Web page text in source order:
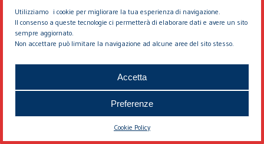
Utilizziamo i cookie per migliorare la tua esperienza di navigazione.
Il consenso a queste tecnologie ci permetterà di elaborare dati e avere un sito
sempre aggiornato.
Non accettare può limitare la navigazione ad alcune aree del sito stesso.
Accetta
Preferenze
Cookie Policy
all'argomentazione e lo slogan al ragionamento;
che assegna ai "burocrati" il ruolo dei servi del
Capo invece di quello di servitori del popolo (
servant) é nefasto per il paese sul quale esercita
il suo dominio. Che poi il beneficiario (il
consumatore finale) di questo degrado sia Silvio
Berlusconi è scritto nelle cose. E' lui il padre
ideale (e il padrino) della compagine che attornia